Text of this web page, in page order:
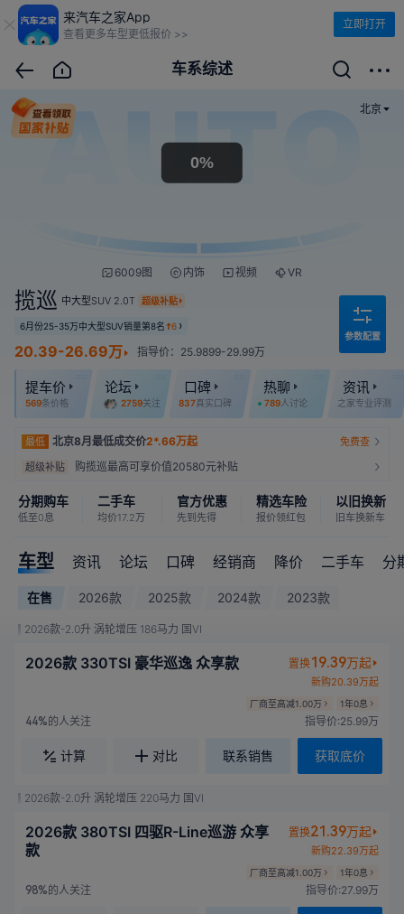
来汽车之家App
查看更多车型更低报价 >>
立即打开
车系综述
北京
6009图 内饰 视频 VR
揽巡 中大型SUV 2.0T 超级补贴
6月份25-35万中大型SUV销量第8名 6
20.39-26.69万 指导价：25.9899-29.99万
参数配置
提车价
569条价格
论坛
2759关注
口碑
837真实口碑
热聊
789人讨论
资讯
之家专业评测
最低 北京8月最低成交价2*.66万起
免费查
超级补贴
购揽巡最高可享价值20580元补贴
分期购车
低至0息
二手车
均价17.2万
官方优惠
先到先得
精选车险
报价领红包
以旧换新
旧车换新车
车型 资讯 论坛 口碑 经销商 降价 二手车 分
在售 2026款 2025款 2024款 2023款
2026款-2.0升 涡轮增压 186马力 国VI
2026款 330TSI 豪华巡逸 众享款 置换19.39万起
新购20.39万起
厂商至高减1.00万 1年0息
44%的人关注 指导价:25.99万
计算 对比 联系销售 获取底价
2026款-2.0升 涡轮增压 220马力 国VI
2026款 380TSI 四驱R-Line巡游 众享
款
置换21.39万起
新购22.39万起
厂商至高减1.00万 1年0息
98%的人关注 指导价:27.99万